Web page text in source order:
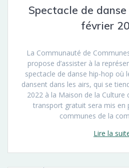
Spectacle de
février
La Communauté de
propose d’assister à la
spectacle de danse hip-hop où
dansent dans les airs, qui se
2022 à la Maison de la Culture
transport gratuit sera mis en
communes de la
Lire la